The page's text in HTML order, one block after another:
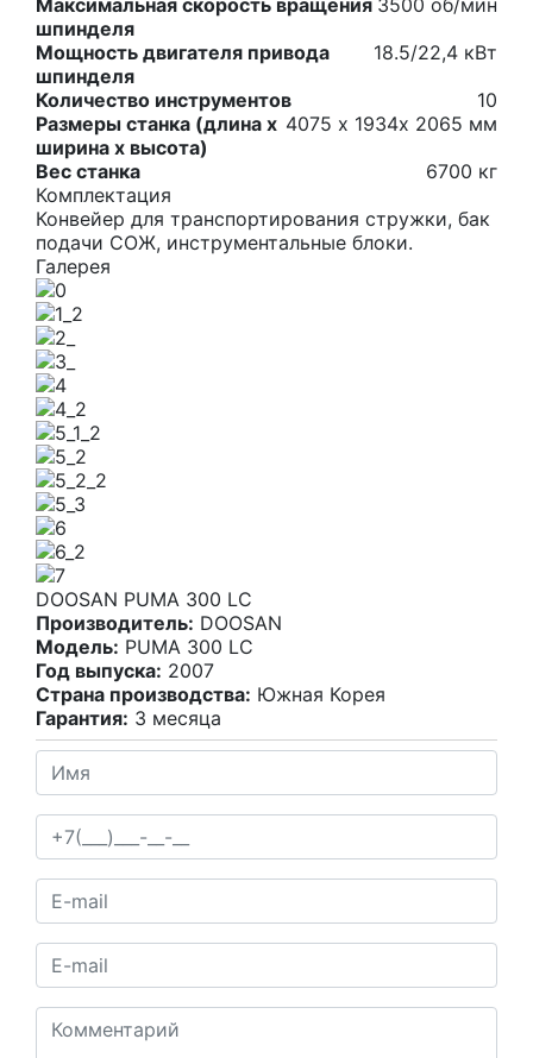
Максимальная скорость вращения
шпинделя
3500 об/мин
Мощность двигателя привода
шпинделя
18.5/22,4 кВт
Количество инструментов
10
Размеры станка (длина х
ширина х высота)
4075 х 1934х 2065 мм
Вес станка
6700 кг
Комплектация
Конвейер для транспортирования стружки, бак
подачи СОЖ, инструментальные блоки.
Галерея
DOOSAN PUMA 300 LC
Производитель: DOOSAN
Модель: PUMA 300 LC
Год выпуска: 2007
Страна производства: Южная Корея
Гарантия: 3 месяца